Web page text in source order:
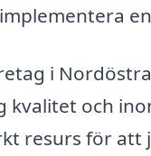
i
kvalitet och
resurs för att